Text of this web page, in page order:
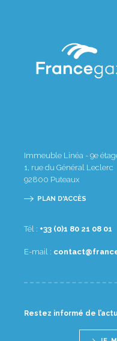
Immeuble Linéa - 9e
1, rue du Général Leclerc
92800 Puteaux
PLAN D'ACCÈS
Tél : 10 80 12 08 1(0) 33+
E-mail :
Restez informé de